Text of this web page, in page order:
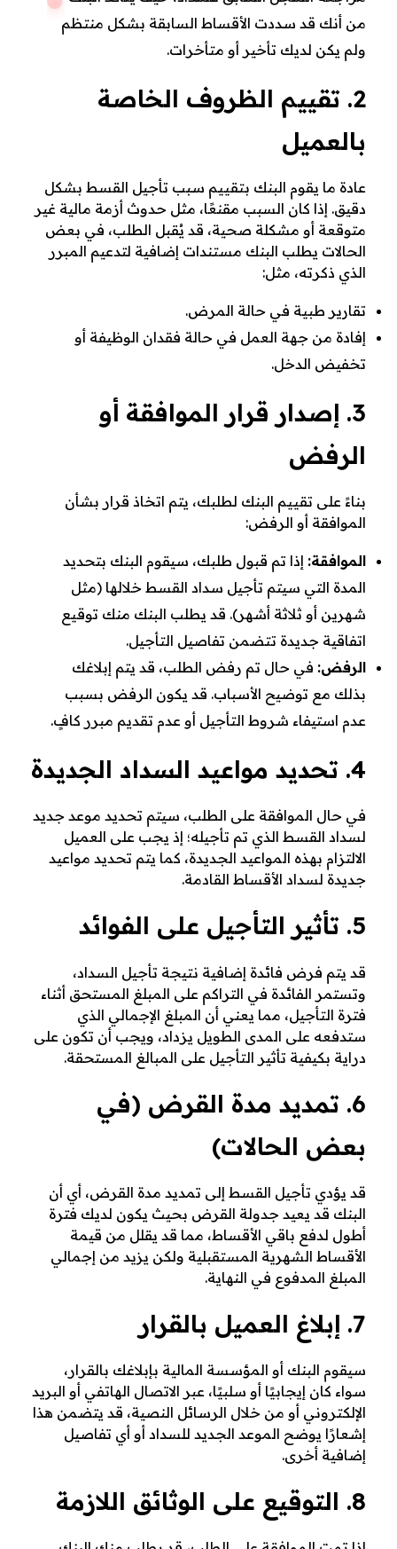
من أنك قد سددت الأقساط السابقة بشكل منتظم
ولم يكن لديك تأخير أو متأخرات.
2. تقييم الظروف الخاصة
بالعميل
عادة ما يقوم البنك بتقييم سبب تأجيل القسط بشكل
دقيق. إذا كان السبب مقنعًا، مثل حدوث أزمة مالية غير
متوقعة أو مشكلة صحية، قد يُقبل الطلب، في بعض
الحالات يطلب البنك مستندات إضافية لتدعيم المبرر
الذي ذكرته، مثل:
تقارير طبية في حالة المرض.
إفادة من جهة العمل في حالة فقدان الوظيفة أو
تخفيض الدخل.
3. إصدار قرار الموافقة أو
الرفض
بناءً على تقييم البنك لطلبك، يتم اتخاذ قرار بشأن
الموافقة أو الرفض:
الموافقة: إذا تم قبول طلبك، سيقوم البنك بتحديد
المدة التي سيتم تأجيل سداد القسط خلالها (مثل
شهرين أو ثلاثة أشهر). قد يطلب البنك منك توقيع
اتفاقية جديدة تتضمن تفاصيل التأجيل.
الرفض: في حال تم رفض الطلب، قد يتم إبلاغك
بذلك مع توضيح الأسباب. قد يكون الرفض بسبب
عدم استيفاء شروط التأجيل أو عدم تقديم مبرر كافٍ.
4. تحديد مواعيد السداد الجديدة
في حال الموافقة على الطلب، سيتم تحديد موعد جديد
لسداد القسط الذي تم تأجيله؛ إذ يجب على العميل
الالتزام بهذه المواعيد الجديدة، كما يتم تحديد مواعيد
جديدة لسداد الأقساط القادمة.
5. تأثير التأجيل على الفوائد
قد يتم فرض فائدة إضافية نتيجة تأجيل السداد،
وتستمر الفائدة في التراكم على المبلغ المستحق أثناء
فترة التأجيل، مما يعني أن المبلغ الإجمالي الذي
ستدفعه على المدى الطويل يزداد، ويجب أن تكون على
دراية بكيفية تأثير التأجيل على المبالغ المستحقة.
6. تمديد مدة القرض (في
بعض الحالات)
قد يؤدي تأجيل القسط إلى تمديد مدة القرض، أي أن
البنك قد يعيد جدولة القرض بحيث يكون لديك فترة
أطول لدفع باقي الأقساط، مما قد يقلل من قيمة
الأقساط الشهرية المستقبلية ولكن يزيد من إجمالي
المبلغ المدفوع في النهاية.
7. إبلاغ العميل بالقرار
سيقوم البنك أو المؤسسة المالية بإبلاغك بالقرار،
سواء كان إيجابيًا أو سلبيًا، عبر الاتصال الهاتفي أو البريد
الإلكتروني أو من خلال الرسائل النصية، قد يتضمن هذا
إشعارًا يوضح الموعد الجديد للسداد أو أي تفاصيل
إضافية أخرى.
8. التوقيع على الوثائق اللازمة